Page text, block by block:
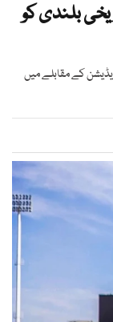
بلندی کو
افتتاحی ایڈیشن کے مقابلے میں